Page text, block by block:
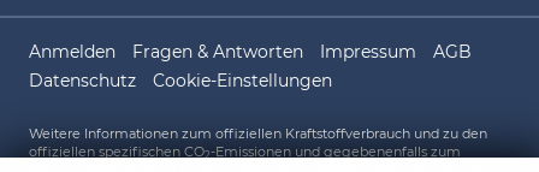
Anmelden Fragen & Antworten Impressum
AGB
Datenschutz
Cookie-Einstellungen
Weitere Informationen zum offiziellen Kraftstoffverbrauch und zu den
offiziellen spezifischen CO2-Emissionen und gegebenenfalls zum